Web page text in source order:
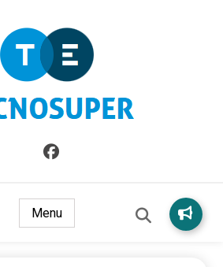
Seleziona gli argomenti di cui vuoi
saperne di più
Menu